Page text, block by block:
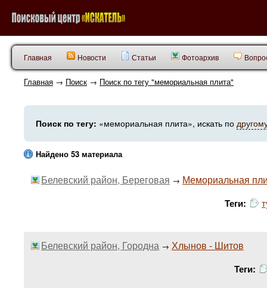
Главная Новости Статьи Фотоархив
Главная → Поиск → Поиск по тегу "мемориальная плита"
Поиск по тегу: «мемориальная плита», искать по
Найдено 53 материала
Белевский район, Береговая → Мемориальная
Теги:
Белевский район, Городна → Хлынов - Шитов
Теги: